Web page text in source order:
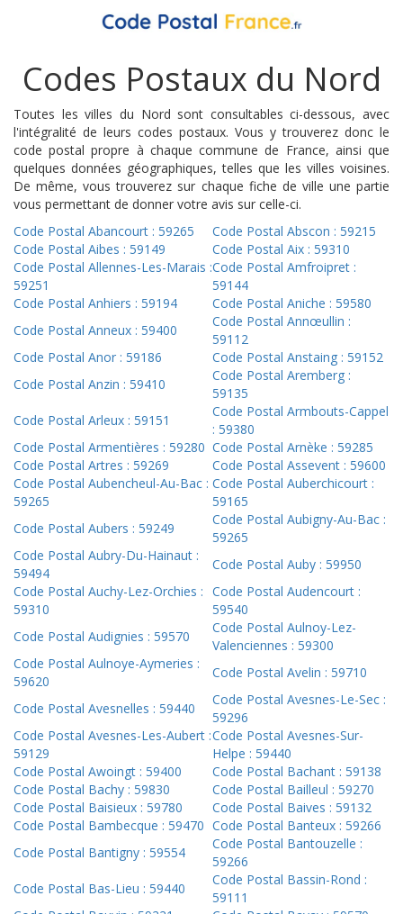
Codes Postaux du Nord
Toutes les villes du Nord sont consultables ci-dessous, avec
l'intégralité de leurs codes postaux. Vous y trouverez donc le
code postal propre à chaque commune de France, ainsi que
quelques données géographiques, telles que les villes voisines.
De même, vous trouverez sur chaque fiche de ville une partie
vous permettant de donner votre avis sur celle-ci.
Code Postal Abancourt : 59265
Code Postal Abscon : 59215
Code Postal Aibes : 59149
Code Postal Aix : 59310
Code Postal Allennes-Les-Marais :
59251
Code Postal Amfroipret :
59144
Code Postal Anhiers : 59194
Code Postal Aniche : 59580
Code Postal Anneux : 59400
Code Postal Annœullin :
59112
Code Postal Anor : 59186
Code Postal Anstaing : 59152
Code Postal Anzin : 59410
Code Postal Aremberg :
59135
Code Postal Arleux : 59151
Code Postal Armbouts-Cappel
: 59380
Code Postal Armentières : 59280 Code Postal Arnèke : 59285
Code Postal Artres : 59269
Code Postal Assevent : 59600
Code Postal Aubencheul-Au-Bac :
59265
Code Postal Auberchicourt :
59165
Code Postal Aubers : 59249
Code Postal Aubigny-Au-Bac :
59265
Code Postal Aubry-Du-Hainaut :
59494
Code Postal Auby : 59950
Code Postal Auchy-Lez-Orchies :
59310
Code Postal Audencourt :
59540
Code Postal Audignies : 59570
Code Postal Aulnoy-Lez-
Valenciennes : 59300
Code Postal Aulnoye-Aymeries :
59620
Code Postal Avelin : 59710
Code Postal Avesnelles : 59440
Code Postal Avesnes-Le-Sec :
59296
Code Postal Avesnes-Les-Aubert :
59129
Code Postal Avesnes-Sur-
Helpe : 59440
Code Postal Awoingt : 59400
Code Postal Bachant : 59138
Code Postal Bachy : 59830
Code Postal Bailleul : 59270
Code Postal Baisieux : 59780
Code Postal Baives : 59132
Code Postal Bambecque : 59470 Code Postal Banteux : 59266
Code Postal Bantigny : 59554
Code Postal Bantouzelle :
59266
Code Postal Bas-Lieu : 59440
Code Postal Bassin-Rond :
59111